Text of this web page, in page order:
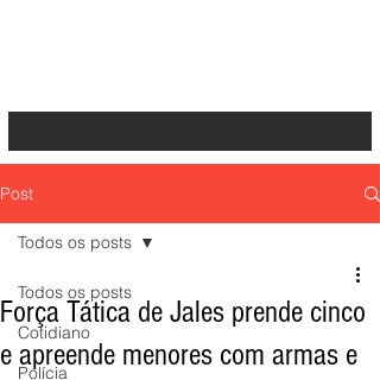
Post
Todos os posts
Cotidiano
Polícia
Todos os posts
Força Tática de Jales prende cinco
e apreende menores com armas e